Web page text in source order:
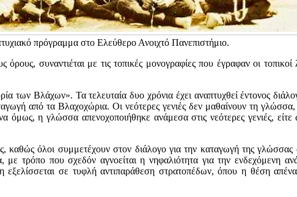
πρόγραμμα στο Ελεύθερο Ανοιχτό Πανεπιστήμιο.
συναντιέται με τις τοπικές μονογραφίες που έγραφαν οι
των Βλάχων». Τα τελευταία δυο χρόνια έχει αναπτυχθεί έντονος
από τα Βλαχοχώρια. Οι νεότερες γενιές δεν μαθαίνουν τη
η γλώσσα απενοχοποιήθηκε ανάμεσα στις νεότερες γενιές, είτε
καθώς όλοι συμμετέχουν στον διάλογο για την καταγωγή της
με τρόπο που σχεδόν αγνοείται η νηφαλιότητα για την ενδεχόμενη
σε τυφλή αντιπαράθεση στρατοπέδων, όπου η θέση